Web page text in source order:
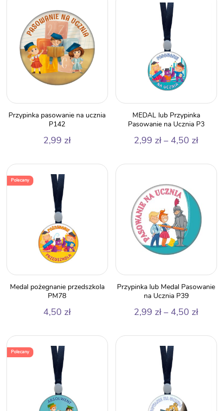
Przypinka pasowanie na ucznia
P142
2,99 zł
MEDAL lub Przypinka
Pasowanie na Ucznia P3
2,99 zł – 4,50 zł
od
2,99
Polecany
Medal pożegnanie przedszkola
PM78
4,50 zł
Przypinka lub Medal Pasowanie
na Ucznia P39
2,99 zł – 4,50 zł
od
2,99
Polecany